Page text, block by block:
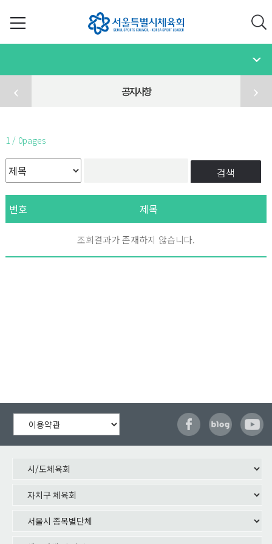
공지사항
1 / 0pages
검색
번호 제목
조회결과가 존재하지 않습니다.